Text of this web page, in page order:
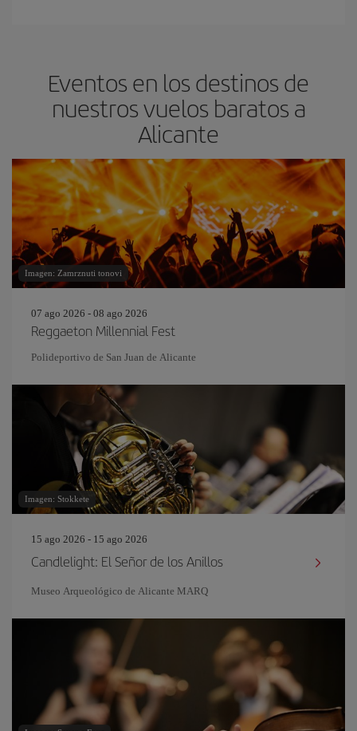
Eventos en los destinos de
nuestros vuelos baratos a
Alicante
Imagen: Zamrznuti tonovi
07 ago 2026 - 08 ago 2026
Reggaeton Millennial Fest
Polideportivo de San Juan de Alicante
Imagen: Stokkete
15 ago 2026 - 15 ago 2026
Candlelight: El Señor de los Anillos
Museo Arqueológico de Alicante MARQ